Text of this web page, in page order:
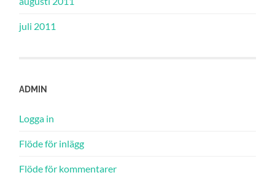
juli 2011
ADMIN
Logga in
Flöde för inlägg
Flöde för kommentarer